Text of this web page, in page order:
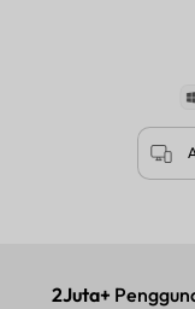
2Juta+